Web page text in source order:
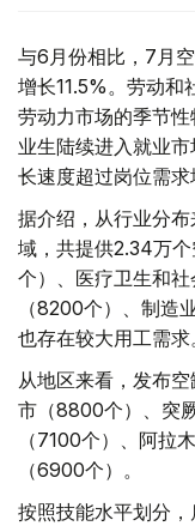
与6月份相比，7月
增长11.5%。劳动和
劳动力市场的季节
业生陆续进入就业
长速度超过岗位需求
据介绍，从行业分
域，共提供2.34万
个）、医疗卫生和
（8200个）、制造
也存在较大用工需求
从地区来看，发布
市（8800个）、突
（7100个）、阿拉
（6900个）。
按照技能水平划分